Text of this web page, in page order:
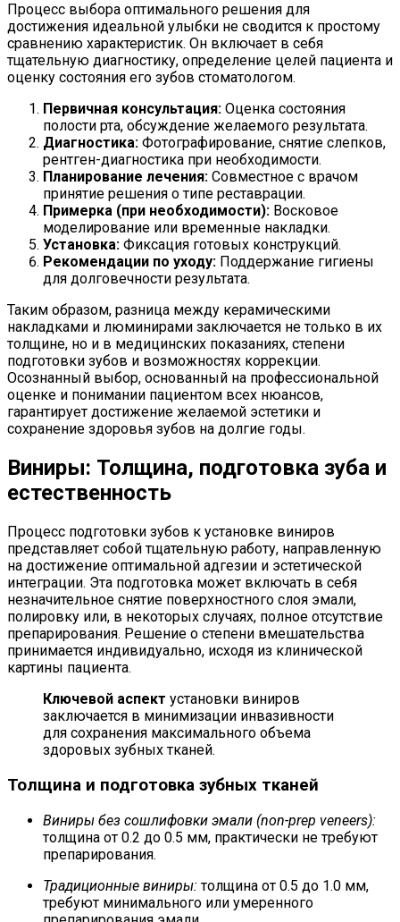
Процесс выбора оптимального решения для
достижения идеальной улыбки не сводится к простому
сравнению характеристик. Он включает в себя
тщательную диагностику, определение целей пациента и
оценку состояния его зубов стоматологом.
Первичная консультация: Оценка состояния
полости рта, обсуждение желаемого результата.
Диагностика: Фотографирование, снятие слепков,
рентген-диагностика при необходимости.
Планирование лечения: Совместное с врачом
принятие решения о типе реставрации.
Примерка (при необходимости): Восковое
моделирование или временные накладки.
Установка: Фиксация готовых конструкций.
Рекомендации по уходу: Поддержание гигиены
для долговечности результата.
Таким образом, разница между керамическими
накладками и люминирами заключается не только в их
толщине, но и в медицинских показаниях, степени
подготовки зубов и возможностях коррекции.
Осознанный выбор, основанный на профессиональной
оценке и понимании пациентом всех нюансов,
гарантирует достижение желаемой эстетики и
сохранение здоровья зубов на долгие годы.
Виниры: Толщина, подготовка зуба и
естественность
Процесс подготовки зубов к установке виниров
представляет собой тщательную работу, направленную
на достижение оптимальной адгезии и эстетической
интеграции. Эта подготовка может включать в себя
незначительное снятие поверхностного слоя эмали,
полировку или, в некоторых случаях, полное отсутствие
препарирования. Решение о степени вмешательства
принимается индивидуально, исходя из клинической
картины пациента.
Ключевой аспект установки виниров
заключается в минимизации инвазивности
для сохранения максимального объема
здоровых зубных тканей.
Толщина и подготовка зубных тканей
Виниры без сошлифовки эмали (non-prep veneers):
толщина от 0.2 до 0.5 мм, практически не требуют
препарирования.
Традиционные виниры:толщина от 0.5 до 1.0 мм,
требуют минимального или умеренного